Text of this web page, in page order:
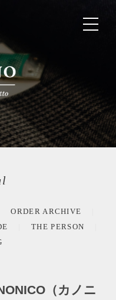
ORDER ARCHIVE
THE PERSON
（カノニ